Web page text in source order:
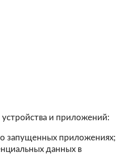
устройства и приложений:
запущенных приложениях;
данных в